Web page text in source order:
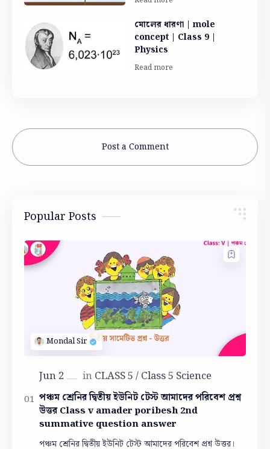
মোলের ধারণা | mole
concept | Class 9 |
Physics
Post a Comment
Popular Posts
পঞ্চম শ্রেনির দ্বিতীয় ইউনিট টেস্ট আমাদের পরিবেশ প্রশ্ন
উত্তর Class v amader poribesh 2nd
summative question answer
পঞ্চম শ্রেনির দ্বিতীয় ইউনিট টেস্ট আমাদের পরিবেশ প্রশ্ন উত্তর।